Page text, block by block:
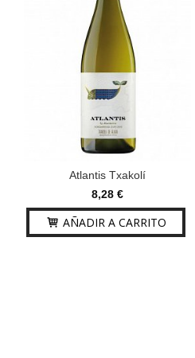
Atlantis Txakolí
8,28 €
AÑADIR A CARRITO